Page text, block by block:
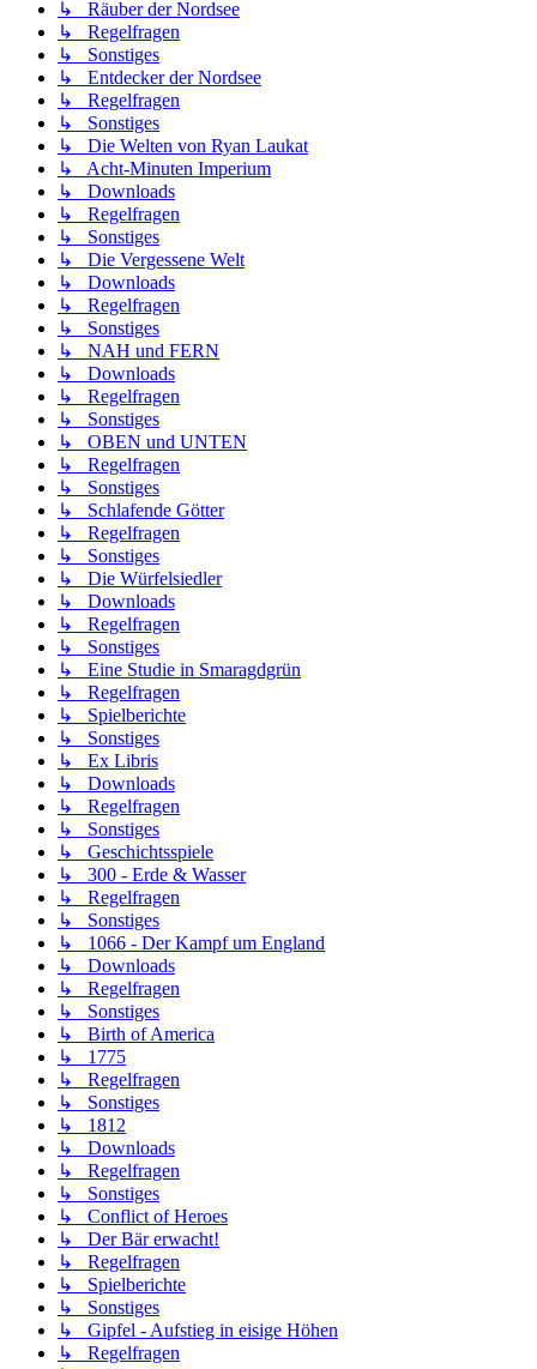
↳ Räuber der Nordsee
↳ Regelfragen
↳ Sonstiges
↳ Entdecker der Nordsee
↳ Regelfragen
↳ Sonstiges
↳ Die Welten von Ryan Laukat
↳ Acht-Minuten Imperium
↳ Downloads
↳ Regelfragen
↳ Sonstiges
↳ Die Vergessene Welt
↳ Downloads
↳ Regelfragen
↳ Sonstiges
↳ NAH und FERN
↳ Downloads
↳ Regelfragen
↳ Sonstiges
↳ OBEN und UNTEN
↳ Regelfragen
↳ Sonstiges
↳ Schlafende Götter
↳ Regelfragen
↳ Sonstiges
↳ Die Würfelsiedler
↳ Downloads
↳ Regelfragen
↳ Sonstiges
↳ Eine Studie in Smaragdgrün
↳ Regelfragen
↳ Spielberichte
↳ Sonstiges
↳ Ex Libris
↳ Downloads
↳ Regelfragen
↳ Sonstiges
↳ Geschichtsspiele
↳ 300 - Erde & Wasser
↳ Regelfragen
↳ Sonstiges
↳ 1066 - Der Kampf um England
↳ Downloads
↳ Regelfragen
↳ Sonstiges
↳ Birth of America
↳ 1775
↳ Regelfragen
↳ Sonstiges
↳ 1812
↳ Downloads
↳ Regelfragen
↳ Sonstiges
↳ Conflict of Heroes
↳ Der Bär erwacht!
↳ Regelfragen
↳ Spielberichte
↳ Sonstiges
↳ Gipfel - Aufstieg in eisige Höhen
↳ Regelfragen